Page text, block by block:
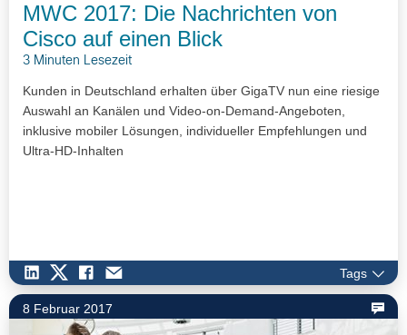
MWC 2017: Die Nachrichten von
Cisco auf einen Blick
3 Minuten Lesezeit
Kunden in Deutschland erhalten über GigaTV nun eine riesige
Auswahl an Kanälen und Video-on-Demand-Angeboten,
inklusive mobiler Lösungen, individueller Empfehlungen und
Ultra-HD-Inhalten
Tags
8 Februar 2017